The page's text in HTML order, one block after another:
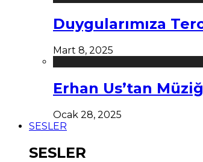
Duygularımıza
Mart 8, 2025
Erhan Us’tan
Ocak 28, 2025
SESLER
SESLER